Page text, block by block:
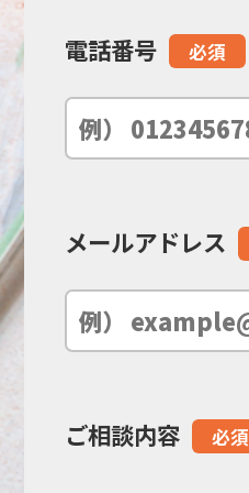
ル
空
ま
電話番号 必須
メールアドレス
ご相談内容 必須